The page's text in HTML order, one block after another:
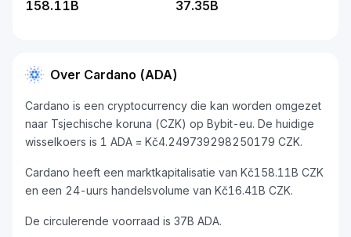
158.11B 37.35B
Over Cardano (ADA)
Cardano is een cryptocurrency die kan worden omgezet
naar Tsjechische koruna (CZK) op Bybit-eu. De huidige
wisselkoers is 1 ADA = Kč4.249739298250179 CZK.
Cardano heeft een marktkapitalisatie van Kč158.11B CZK
en een 24-uurs handelsvolume van Kč16.41B CZK.
De circulerende voorraad is 37B ADA.